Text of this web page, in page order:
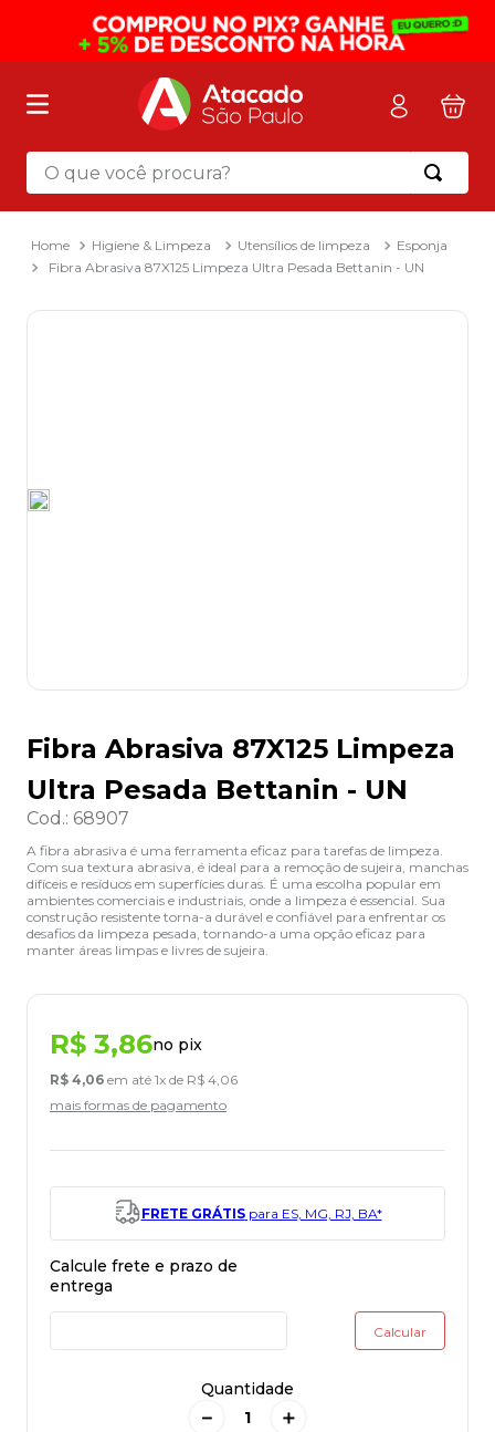
O que você procura?
Higiene & Limpeza Utensílios de limpeza
Esponja
Fibra Abrasiva 87X125 Limpeza Ultra Pesada Bettanin - UN
Fibra Abrasiva 87X125 Limpeza
Ultra Pesada Bettanin - UN
Cod.: 68907
A fibra abrasiva é uma ferramenta eficaz para tarefas de limpeza.
Com sua textura abrasiva, é ideal para a remoção de sujeira, manchas
difíceis e resíduos em superfícies duras. É uma escolha popular em
ambientes comerciais e industriais, onde a limpeza é essencial. Sua
construção resistente torna-a durável e confiável para enfrentar os
desafios da limpeza pesada, tornando-a uma opção eficaz para
manter áreas limpas e livres de sujeira.
R$ 3,86no pix
R$ 4,06 em até 1x de R$ 4,06
mais formas de pagamento
FRETE GRÁTISpara ES, MG, RJ, BA*
Quantidade
＋
－
Termos mais buscados
mochila
2º sacola
3º mala
8